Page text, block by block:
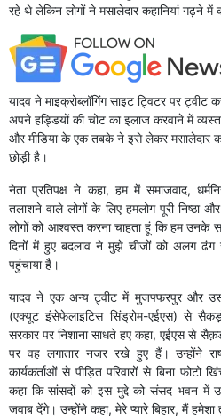
रहे थे लेकिन लोगों ने मसालेदार कहानियां गढ़ने में
यादव ने माइक्रोब्लॉगिंग साइट ट्विटर पर
अपने हड्डियों की चोट का इलाज करवाने में व्यस्त
और मीडिया के एक तबके ने इसे लेकर मसालेदार
छोड़ी है।
नेता प्रतिपक्ष ने कहा, हम में समाजवाद,
तलाशने वाले लोगों के लिए हमलोग पूरी निष्ठा
लोगों को आश्वस्त करना चाहता हूं कि हम उनके
दिनों में हुए बदलाव ने मुझे चीजों को अलग
पहुंचाया है।
यादव ने एक अन्य ट्वीट में मुजफ्फरपुर और
(एक्यूट इंसेफेलाइटिस सिंड्रोम-एईएस) से
सरकार पर निशाना साधते हए कहा, एईएस से
पर वह लगातार नजर रखे हुए हैं। उन्होंने
कार्यकर्ताओं से पीड़ित परिवारों से बिना फोटो
कहा कि सांसदों को इस मुद्दे को संसद भवन में
जवाब देंगे। उन्होंने कहा, मेरे प्यारे बिहार, मैं हमेशा